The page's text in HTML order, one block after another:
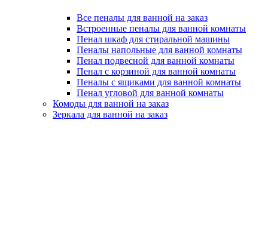
Все пеналы для ванной на заказ
Встроенные пеналы для ванной комнаты
Пенал шкаф для стиральной машины
Пеналы напольные для ванной комнаты
Пенал подвесной для ванной комнаты
Пенал с корзиной для ванной комнаты
Пеналы с ящиками для ванной комнаты
Пенал угловой для ванной комнаты
Комоды для ванной на заказ
Зеркала для ванной на заказ